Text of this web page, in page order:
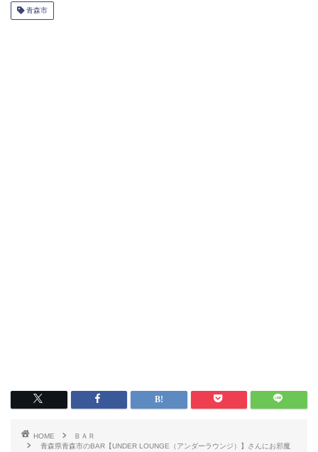
青森市
HOME
ＢＡＲ
青森県青森市のBAR【UNDER LOUNGE（アンダーラウンジ）】さんにお邪魔